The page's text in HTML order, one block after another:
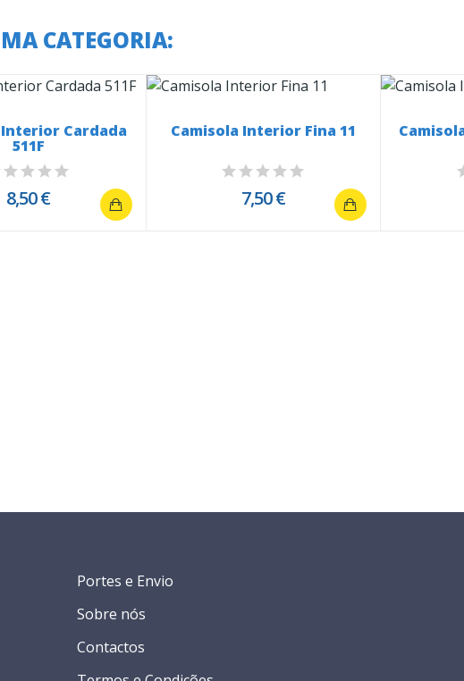
CATEGORIA:
Interior Cardada
511F
8,50 €
Camisola Interior Fina 11
7,50 €
Portes e Envio
Sobre nós
Contactos